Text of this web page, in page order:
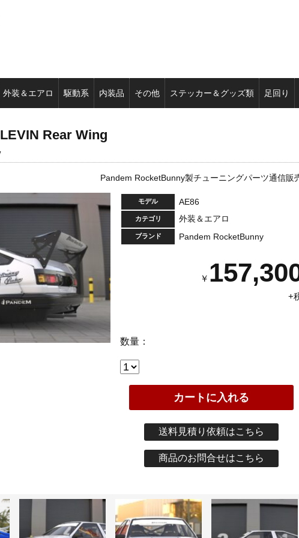
外装＆エアロ 駆動系 内装品 その他 ステッカー＆グッズ類 足回り
Rear Wing
Pandem RocketBunny製チューニングパーツ通信販
モデル AE86
カテゴリ 外装＆エアロ
ブランド Pandem RocketBunny
￥
+
数量：